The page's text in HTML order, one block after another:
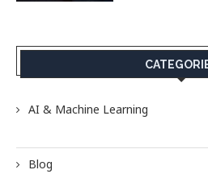
AI & Machine Learning
Blog